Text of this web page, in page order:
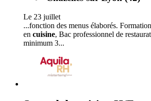
Le 23 juillet
...fonction des menus élaborés.
en cuisine, Bac professionnel de
minimum 3...